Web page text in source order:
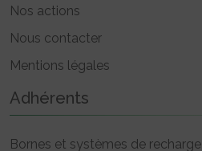
Nos actions
Nous contacter
Mentions légales
Adhérents
Bornes et systèmes de recharge